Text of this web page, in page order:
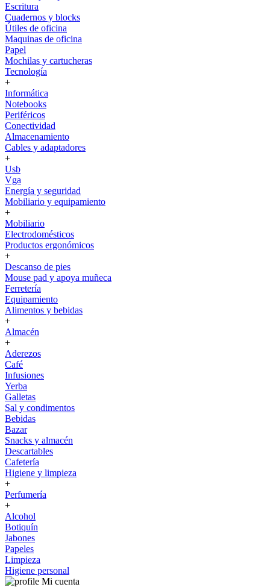
Escritura
Cuadernos y blocks
Útiles de oficina
Maquinas de oficina
Papel
Mochilas y cartucheras
Tecnología
+
Informática
Notebooks
Periféricos
Conectividad
Almacenamiento
Cables y adaptadores
+
Usb
Vga
Energía y seguridad
Mobiliario y equipamiento
+
Mobiliario
Electrodomésticos
Productos ergonómicos
+
Descanso de pies
Mouse pad y apoya muñeca
Ferretería
Equipamiento
Alimentos y bebidas
+
Almacén
+
Aderezos
Café
Infusiones
Yerba
Galletas
Sal y condimentos
Bebidas
Bazar
Snacks y almacén
Descartables
Cafetería
Higiene y limpieza
+
Perfumería
+
Alcohol
Botiquín
Jabones
Papeles
Limpieza
Higiene personal
Mi cuenta